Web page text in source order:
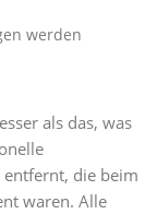
werden
als das, was
entfernt, die beim
waren. Alle